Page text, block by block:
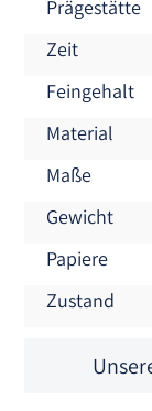
Prägestätte
Zeit
Feingehalt
Material
Maße
Gewicht
Papiere
Zustand